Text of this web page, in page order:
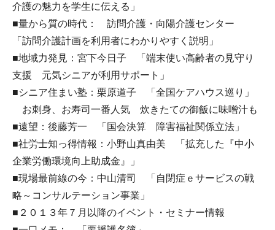
介護の魅力を学生に伝える」
■量から質の時代： 訪問介護・向陽介護センター
「訪問介護計画を利用者にわかりやすく説明」
■地域力発見：宮下今日子 「端末使い高齢者の見守り
支援 元気シニアが利用サポート」
■シニア住まい塾：栗原道子 「全国ケアハウス巡り」
お刺身、お寿司一番人気 炊きたての御飯に味噌汁も
■遠望：後藤芳一 「国会決算 障害福祉関係立法」
■社労士知っ得情報：小野山真由美 「拡充した『中小
企業労働環境向上助成金』」
■現場最前線の今：中山清司 「自閉症ｅサービスの戦
略～コンサルテーション事業」
■２０１３年７月以降のイベント・セミナー情報